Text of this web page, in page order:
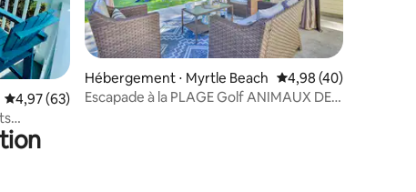
: 4,82 sur 5
Évaluation moyenne sur la base de 63 commentaires : 4,97 sur 5
4,97 (63)
Hébergement ⋅ Myrtle Beach Évaluation moyenne
4,98 (40)
Escapade à la PLAGE Golf ANIMAUX DE